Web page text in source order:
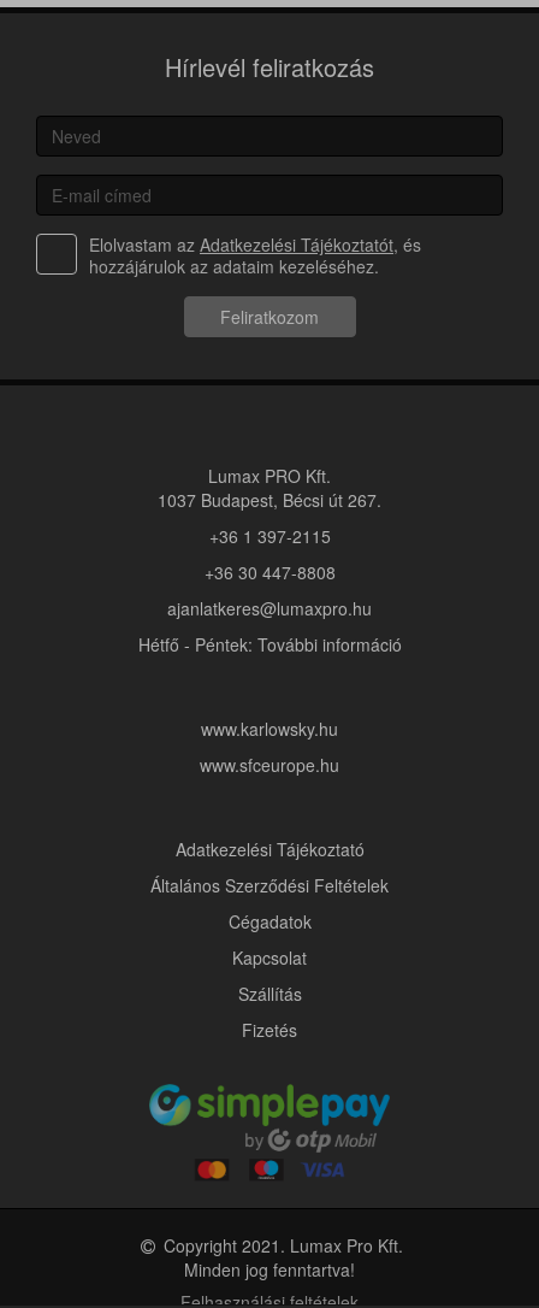
Hírlevél feliratkozás
Elolvastam az Adatkezelési Tájékoztatót, és
hozzájárulok az adataim kezeléséhez.
Feliratkozom
Lumax PRO Kft.
1037 Budapest, Bécsi út 267.
+36 1 397-2115
+36 30 447-8808
ajanlatkeres@lumaxpro.hu
Hétfő - Péntek: További információ
www.karlowsky.hu
www.sfceurope.hu
Adatkezelési Tájékoztató
Általános Szerződési Feltételek
Cégadatok
Kapcsolat
Szállítás
Fizetés
Copyright 2021. Lumax Pro Kft.
Minden jog fenntartva!
Felhasználási feltételek